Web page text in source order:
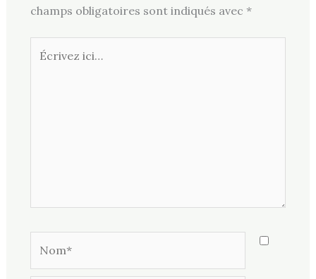
champs obligatoires sont indiqués avec *
Écrivez